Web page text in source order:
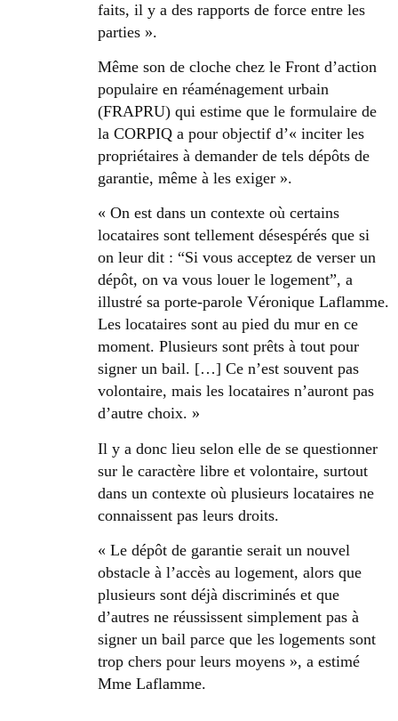
faits, il y a des rapports de force entre les
parties ».
Même son de cloche chez le Front d’action
populaire en réaménagement urbain
(FRAPRU) qui estime que le formulaire de
la CORPIQ a pour objectif d’« inciter les
propriétaires à demander de tels dépôts de
garantie, même à les exiger ».
« On est dans un contexte où certains
locataires sont tellement désespérés que si
on leur dit : “Si vous acceptez de verser un
dépôt, on va vous louer le logement”, a
illustré sa porte-parole Véronique Laflamme.
Les locataires sont au pied du mur en ce
moment. Plusieurs sont prêts à tout pour
signer un bail. […] Ce n’est souvent pas
volontaire, mais les locataires n’auront pas
d’autre choix. »
Il y a donc lieu selon elle de se questionner
sur le caractère libre et volontaire, surtout
dans un contexte où plusieurs locataires ne
connaissent pas leurs droits.
« Le dépôt de garantie serait un nouvel
obstacle à l’accès au logement, alors que
plusieurs sont déjà discriminés et que
d’autres ne réussissent simplement pas à
signer un bail parce que les logements sont
trop chers pour leurs moyens », a estimé
Mme Laflamme.